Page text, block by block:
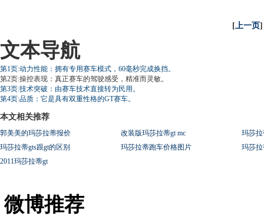
[上一页]
文本导航
第1页:动力性能：拥有专用赛车模式，60毫秒完成换挡。
第2页:操控表现：真正赛车的驾驶感受，精准而灵敏。
第3页:技术突破：由赛车技术直接转为民用。
第4页:品质：它是具有双重性格的GT赛车。
本文相关推荐
郭美美的玛莎拉蒂报价 改装版玛莎拉蒂gt mc
玛莎
玛莎拉蒂gts跟gt的区别
玛莎拉蒂跑车价格图片
玛莎
2011玛莎拉蒂gt
微博推荐